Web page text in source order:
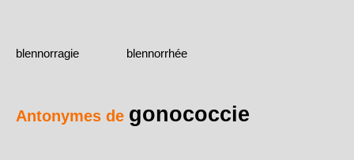
blennorragie blennorrhée
Antonymes de gonococcie